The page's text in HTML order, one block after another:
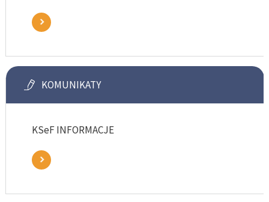
KOMUNIKATY
KSeF INFORMACJE